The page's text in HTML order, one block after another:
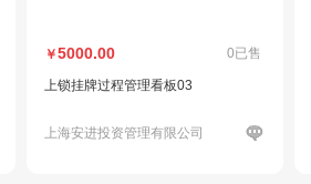
￥5000.00 0已售
上锁挂牌过程管理看板03
上海安进投资管理有限公司